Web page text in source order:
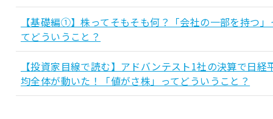
【基礎編①】株ってそもそも何？「会社の一部を持つ」
てどういうこと？
【投資家目線で読む】アドバンテスト1社の決算で日経
均全体が動いた！「値がさ株」ってどういうこと？